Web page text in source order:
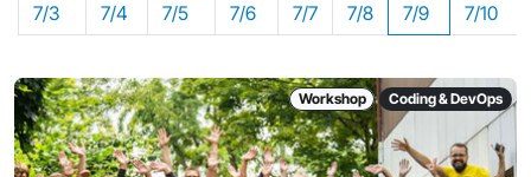
7/3
7/4
7/5
7/6
7/7
7/8
7/9
7/10
Workshop Coding & DevOps